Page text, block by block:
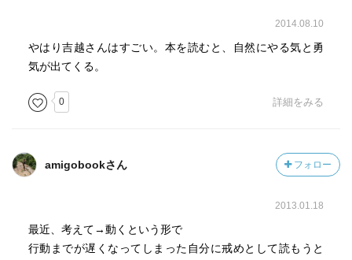
2014.08.10
やはり吉越さんはすごい。本を読むと、自然にやる気と勇
気が出てくる。
0 詳細をみる
amigobookさん フォロー
2013.01.18
最近、考えて→動くという形で
行動までが遅くなってしまった自分に戒めとして読もうと